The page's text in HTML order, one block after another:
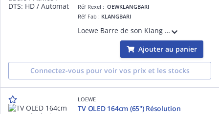
Réf Rexel :OEWKLANGBARI
Réf Fab : KLANGBARI
Loewe Barre de son Klang Bar i = 2x40W output audio / Atmos / DTS: HD / Automatic Volume Control / Subwoofer audio out control / Voice control by Alexa skills
Ajouter au panier
Connectez-vous pour voir vos prix et les stocks
LOEWE
TV OLED 164cm (65'') Résolution